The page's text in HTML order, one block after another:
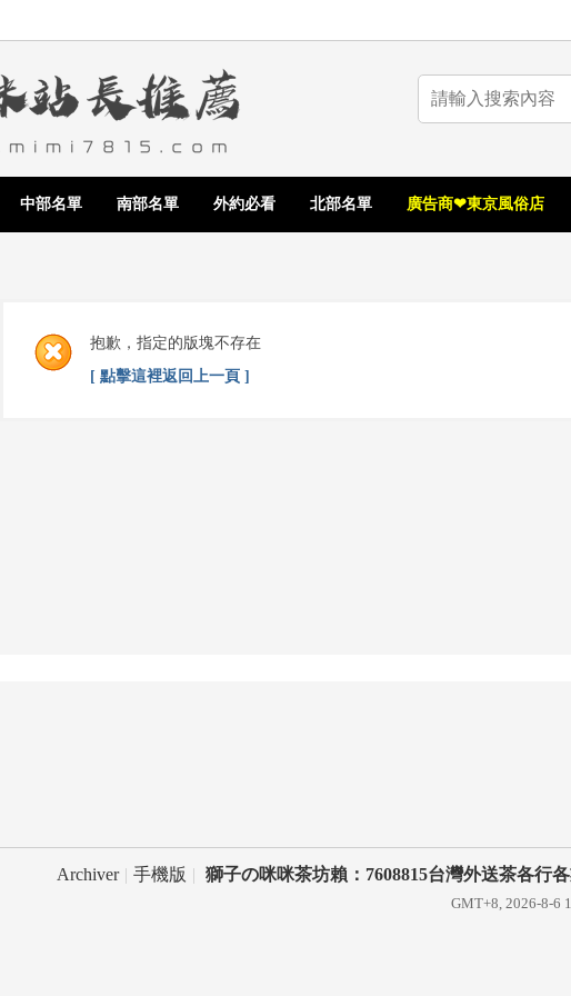
中部名單 南部名單 外約必看 北部名單 廣告商❤東京風俗店
抱歉，指定的版塊不存在
[ 點擊這裡返回上一頁 ]
Archiver | 手機版 | 獅子の咪咪茶坊賴：7608815台灣外送茶各行
GMT+8, 2026-8-6